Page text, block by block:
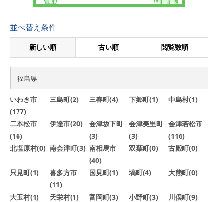
並べ替え条件
新しい順 古い順 閲覧数順
福島県
いわき市
(177)
三島町(2) 三春町(4) 下郷町(1) 中島村(1)
二本松市
(16)
伊達市(20)
会津坂下町
(3)
会津美里町
(3)
会津若松市
(116)
北塩原村(0) 南会津町(3) 南相馬市
(40)
双葉町(0) 古殿町(0)
只見町(1)
喜多方市
(11)
国見町(1) 塙町(4) 大熊町(0)
大玉村(1) 天栄村(1) 富岡町(3) 小野町(3)
川俣町(9)